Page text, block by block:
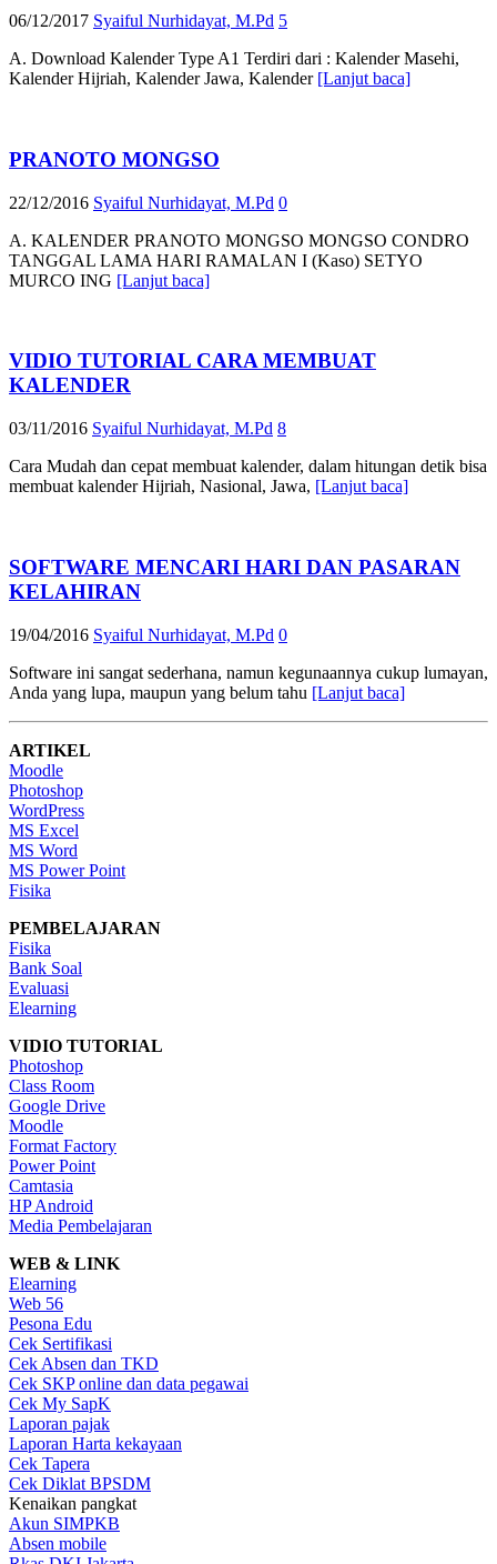
06/12/2017 Syaiful Nurhidayat, M.Pd 5
A. Download Kalender Type A1 Terdiri dari : Kalender Masehi,
Kalender Hijriah, Kalender Jawa, Kalender [Lanjut baca]
PRANOTO MONGSO
22/12/2016 Syaiful Nurhidayat, M.Pd 0
A. KALENDER PRANOTO MONGSO MONGSO CONDRO
TANGGAL LAMA HARI RAMALAN I (Kaso) SETYO
MURCO ING [Lanjut baca]
VIDIO TUTORIAL CARA MEMBUAT
KALENDER
03/11/2016 Syaiful Nurhidayat, M.Pd 8
Cara Mudah dan cepat membuat kalender, dalam hitungan detik bisa
membuat kalender Hijriah, Nasional, Jawa, [Lanjut baca]
SOFTWARE MENCARI HARI DAN PASARAN
KELAHIRAN
19/04/2016 Syaiful Nurhidayat, M.Pd 0
Software ini sangat sederhana, namun kegunaannya cukup lumayan,
Anda yang lupa, maupun yang belum tahu [Lanjut baca]
ARTIKEL
Moodle
Photoshop
WordPress
MS Excel
MS Word
MS Power Point
Fisika
PEMBELAJARAN
Fisika
Bank Soal
Evaluasi
Elearning
VIDIO TUTORIAL
Photoshop
Class Room
Google Drive
Moodle
Format Factory
Power Point
Camtasia
HP Android
Media Pembelajaran
WEB & LINK
Elearning
Web 56
Pesona Edu
Cek Sertifikasi
Cek Absen dan TKD
Cek SKP online dan data pegawai
Cek My SapK
Laporan pajak
Laporan Harta kekayaan
Cek Tapera
Cek Diklat BPSDM
Kenaikan pangkat
Akun SIMPKB
Absen mobile